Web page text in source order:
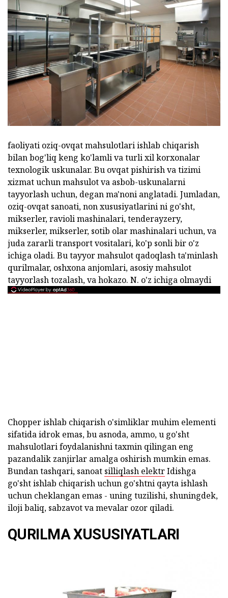
faoliyati oziq-ovqat mahsulotlari ishlab chiqarish
bilan bog'liq keng ko'lamli va turli xil korxonalar
texnologik uskunalar. Bu ovqat pishirish va tizimi
xizmat uchun mahsulot va asbob-uskunalarni
tayyorlash uchun, degan ma'noni anglatadi. Jumladan,
oziq-ovqat sanoati, non xususiyatlarini ni go'sht,
mikserler, ravioli mashinalari, tenderayzery,
mikserler, mikserler, sotib olar mashinalari uchun, va
juda zararli transport vositalari, ko'p sonli bir o'z
ichiga oladi. Bu tayyor mahsulot qadoqlash ta'minlash
qurilmalar, oshxona anjomlari, asosiy mahsulot
tayyorlash tozalash, va hokazo. N. o'z ichiga olmaydi
Chopper ishlab chiqarish o'simliklar muhim elementi
sifatida idrok emas, bu asnoda, ammo, u go'sht
mahsulotlari foydalanishni taxmin qilingan eng
pazandalik zanjirlar amalga oshirish mumkin emas.
Bundan tashqari, sanoat silliqlash elektrIdishga
go'sht ishlab chiqarish uchun go'shtni qayta ishlash
uchun cheklangan emas - uning tuzilishi, shuningdek,
iloji baliq, sabzavot va mevalar ozor qiladi.
QURILMA XUSUSIYATLARI